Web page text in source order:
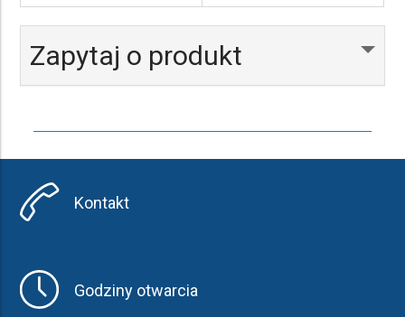
Zapytaj o produkt
Kontakt
Godziny otwarcia